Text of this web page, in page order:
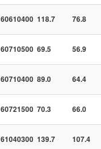
60610400 118.7 76.8
60710500 69.5 56.9
60710400 89.0 64.4
60721500 70.3 66.0
61040300 139.7 107.4